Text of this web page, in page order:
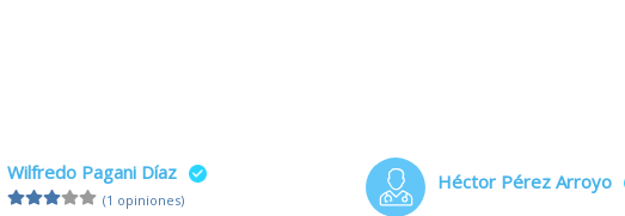
Wilfredo Pagani Díaz
(1 opiniones)
Héctor Pérez Arroyo